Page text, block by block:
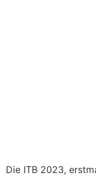
Die ITB 2023,